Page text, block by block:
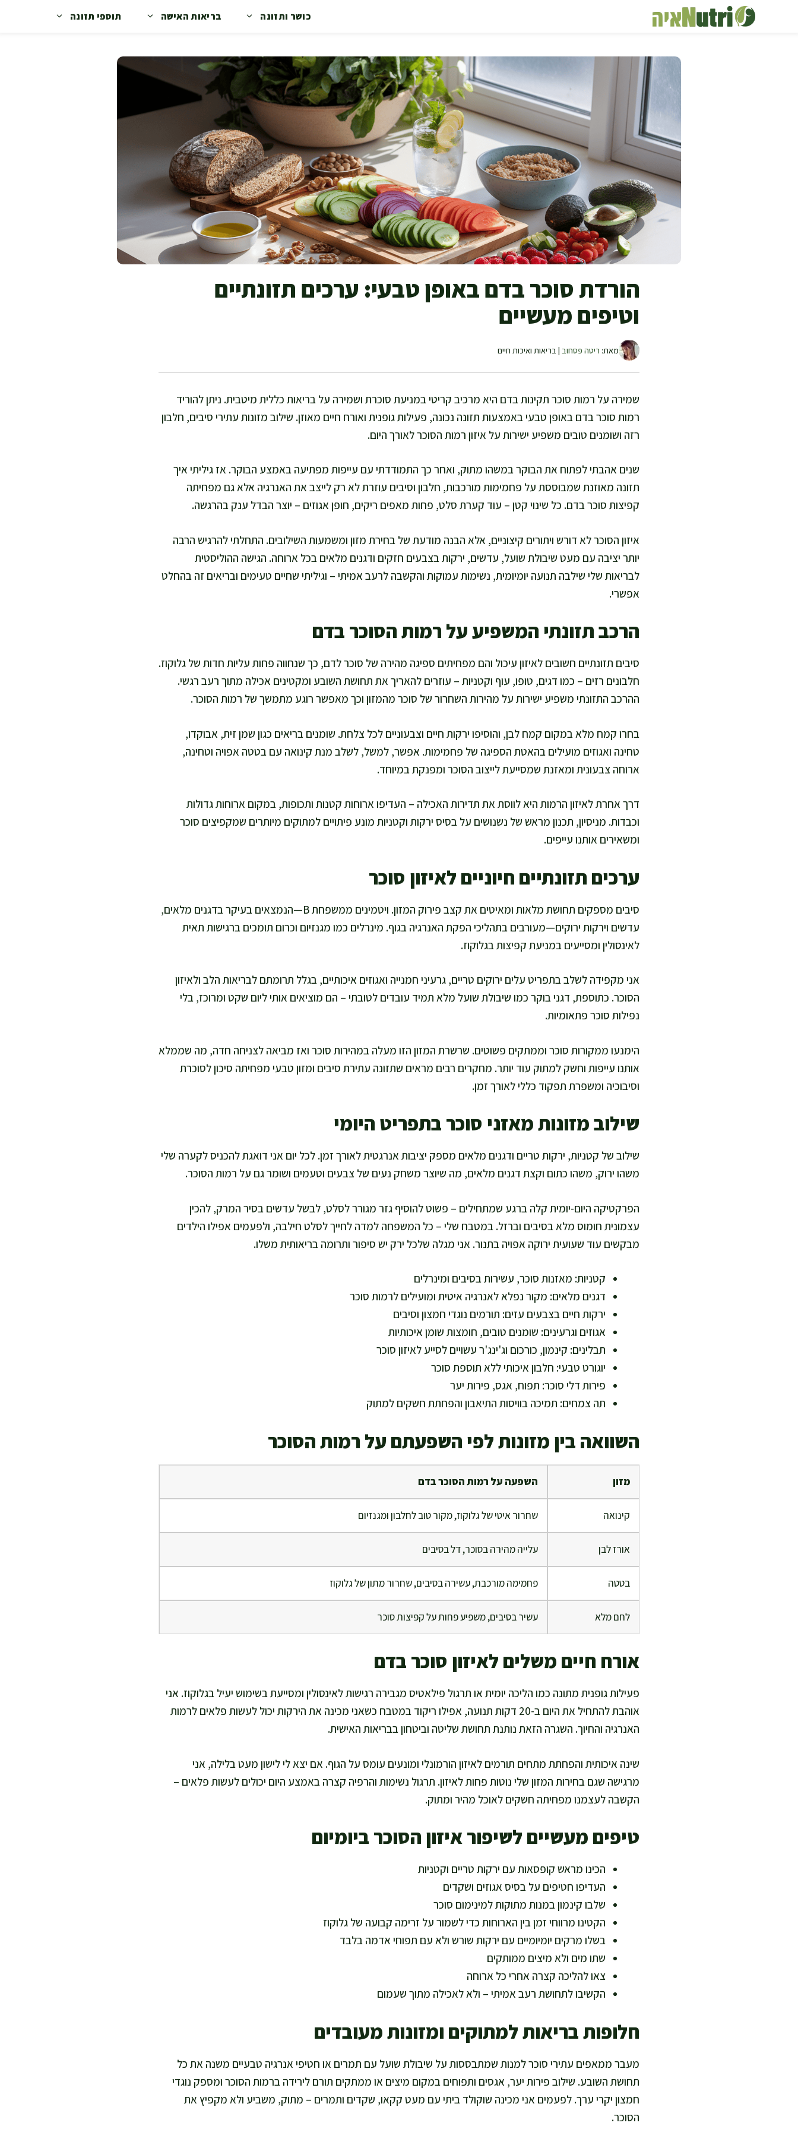
כושר ותזונה בריאות האישה תוספי תזונה
הורדת סוכר בדם באופן טבעי: ערכים תזונתיים
וטיפים מעשיים
מאת: ריטה פסחוב | בריאות ואיכות חיים
שמירה על רמות סוכר תקינות בדם היא מרכיב קריטי במניעת סוכרת ושמירה על בריאות כללית מיטבית. ניתן להוריד
רמות סוכר בדם באופן טבעי באמצעות תזונה נכונה, פעילות גופנית ואורח חיים מאוזן. שילוב מזונות עתירי סיבים, חלבון
רזה ושומנים טובים משפיע ישירות על איזון רמות הסוכר לאורך היום.
שנים אהבתי לפתוח את הבוקר במשהו מתוק, ואחר כך התמודדתי עם עייפות מפתיעה באמצע הבוקר. אז גיליתי איך
תזונה מאוזנת שמבוססת על פחמימות מורכבות, חלבון וסיבים עוזרת לא רק לייצב את האנרגיה אלא גם מפחיתה
קפיצות סוכר בדם. כל שינוי קטן – עוד קערת סלט, פחות מאפים ריקים, חופן אגוזים – יוצר הבדל ענק בהרגשה.
איזון הסוכר לא דורש ויתורים קיצוניים, אלא הבנה מודעת של בחירת מזון ומשמעות השילובים. התחלתי להרגיש הרבה
יותר יציבה עם מעט שיבולת שועל, עדשים, ירקות בצבעים חזקים ודגנים מלאים בכל ארוחה. הגישה ההוליסטית
לבריאות שלי שילבה תנועה יומיומית, נשימות עמוקות והקשבה לרעב אמיתי – וגיליתי שחיים טעימים ובריאים זה בהחלט
אפשרי.
הרכב תזונתי המשפיע על רמות הסוכר בדם
סיבים תזונתיים חשובים לאיזון עיכול והם מפחיתים ספיגה מהירה של סוכר לדם, כך שנחווה פחות עליות חדות של גלוקוז.
חלבונים רזים – כמו דגים, טופו, עוף וקטניות – עוזרים להאריך את תחושת השובע ומקטינים אכילה מתוך רעב רגשי.
ההרכב התזונתי משפיע ישירות על מהירות השחרור של סוכר מהמזון וכך מאפשר רוגע מתמשך של רמות הסוכר.
בחרו קמח מלא במקום קמח לבן, והוסיפו ירקות חיים וצבעוניים לכל צלחת. שומנים בריאים כגון שמן זית, אבוקדו,
טחינה ואגוזים מועילים בהאטת הספיגה של פחמימות. אפשר, למשל, לשלב מנת קינואה עם בטטה אפויה וטחינה,
ארוחה צבעונית ומאזנת שמסייעת לייצוב הסוכר ומפנקת במיוחד.
דרך אחרת לאיזון הרמות היא לווסת את תדירות האכילה – העדיפו ארוחות קטנות ותכופות, במקום ארוחות גדולות
וכבדות. מניסיון, תכנון מראש של נשנושים על בסיס ירקות וקטניות מונע פיתויים למתוקים מיותרים שמקפיצים סוכר
ומשאירים אותנו עייפים.
ערכים תזונתיים חיוניים לאיזון סוכר
סיבים מספקים תחושת מלאות ומאיטים את קצב פירוק המזון. ויטמינים ממשפחת B—הנמצאים בעיקר בדגנים מלאים,
עדשים וירקות ירוקים—מעורבים בתהליכי הפקת האנרגיה בגוף. מינרלים כמו מגנזיום וכרום תומכים ברגישות תאית
לאינסולין ומסייעים במניעת קפיצות בגלוקוז.
אני מקפידה לשלב בתפריט עלים ירוקים טריים, גרעיני חמנייה ואגוזים איכותיים, בגלל תרומתם לבריאות הלב ולאיזון
הסוכר. כתוספת, דגני בוקר כמו שיבולת שועל מלא תמיד עובדים לטובתי – הם מוציאים אותי ליום שקט ומרוכז, בלי
נפילות סוכר פתאומיות.
הימנעו ממקורות סוכר וממתקים פשוטים. שרשרת המזון הזו מעלה במהירות סוכר ואז מביאה לצניחה חדה, מה שממלא
אותנו עייפות וחשק למתוק עוד יותר. מחקרים רבים מראים שתזונה עתירת סיבים ומזון טבעי מפחיתה סיכון לסוכרת
וסיבוכיה ומשפרת תפקוד כללי לאורך זמן.
שילוב מזונות מאזני סוכר בתפריט היומי
שילוב של קטניות, ירקות טריים ודגנים מלאים מספק יציבות אנרגטית לאורך זמן. לכל יום אני דואגת להכניס לקערה שלי
משהו ירוק, משהו כתום וקצת דגנים מלאים, מה שיוצר משחק נעים של צבעים וטעמים ושומר גם על רמות הסוכר.
הפרקטיקה היום-יומית קלה ברגע שמתחילים – פשוט להוסיף גזר מגורר לסלט, לבשל עדשים בסיר המרק, להכין
עצמונית חומוס מלא בסיבים וברזל. במטבח שלי – כל המשפחה למדה לחייך לסלט חילבה, ולפעמים אפילו הילדים
מבקשים עוד שעועית ירוקה אפויה בתנור. אני מגלה שלכל ירק יש סיפור ותרומה בריאותית משלו.
קטניות: מאזנות סוכר, עשירות בסיבים ומינרלים
דגנים מלאים: מקור נפלא לאנרגיה איטית ומועילים לרמות סוכר
ירקות חיים בצבעים עזים: תורמים נוגדי חמצון וסיבים
אגוזים וגרעינים: שומנים טובים, חומצות שומן איכותיות
תבלינים: קינמון, כורכום וג'ינג'ר עשויים לסייע לאיזון סוכר
יוגורט טבעי: חלבון איכותי ללא תוספת סוכר
פירות דלי סוכר: תפוח, אגס, פירות יער
תה צמחים: תמיכה בוויסות התיאבון והפחתת חשקים למתוק
השוואה בין מזונות לפי השפעתם על רמות הסוכר
מזון השפעה על רמות הסוכר בדם
קינואה שחרור איטי של גלוקוז, מקור טוב לחלבון ומגנזיום
אורז לבן עלייה מהירה בסוכר, דל בסיבים
בטטה פחמימה מורכבת, עשירה בסיבים, שחרור מתון של גלוקוז
לחם מלא עשיר בסיבים, משפיע פחות על קפיצות סוכר
אורח חיים משלים לאיזון סוכר בדם
פעילות גופנית מתונה כמו הליכה יומית או תרגול פילאטיס מגבירה רגישות לאינסולין ומסייעת בשימוש יעיל בגלוקוז. אני
אוהבת להתחיל את היום ב-20 דקות תנועה, אפילו ריקוד במטבח כשאני מכינה את הירקות יכול לעשות פלאים לרמות
האנרגיה והחיוך. השגרה הזאת נותנת תחושת שליטה וביטחון בבריאות האישית.
שינה איכותית והפחתת מתחים תורמים לאיזון הורמונלי ומונעים עומס על הגוף. אם יצא לי לישון מעט בלילה, אני
מרגישה שגם בחירות המזון שלי נוטות פחות לאיזון. תרגול נשימות והרפיה קצרה באמצע היום יכולים לעשות פלאים –
הקשבה לעצמנו מפחיתה חשקים לאוכל מהיר ומתוק.
טיפים מעשיים לשיפור איזון הסוכר ביומיום
הכינו מראש קופסאות עם ירקות טריים וקטניות
העדיפו חטיפים על בסיס אגוזים ושקדים
שלבו קינמון במנות מתוקות למינימום סוכר
הקטינו מרווחי זמן בין הארוחות כדי לשמור על זרימה קבועה של גלוקוז
בשלו מרקים יומיומיים עם ירקות שורש ולא עם תפוחי אדמה בלבד
שתו מים ולא מיצים ממותקים
צאו להליכה קצרה אחרי כל ארוחה
הקשיבו לתחושת רעב אמיתי – ולא לאכילה מתוך שעמום
חלופות בריאות למתוקים ומזונות מעובדים
מעבר ממאפים עתירי סוכר למנות שמתבססות על שיבולת שועל עם תמרים או חטיפי אנרגיה טבעיים משנה את כל
תחושת השובע. שילוב פירות יער, אגסים ותפוחים במקום מיצים או ממתקים תורם לירידה ברמות הסוכר ומספק נוגדי
חמצון יקרי ערך. לפעמים אני מכינה שוקולד ביתי עם מעט קקאו, שקדים ותמרים – מתוק, משביע ולא מקפיץ את
הסוכר.